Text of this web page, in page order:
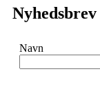
Nyhedsbrev
Navn